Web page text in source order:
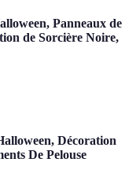
Panneaux de
de Sorcière Noire,
Décoration
De Pelouse